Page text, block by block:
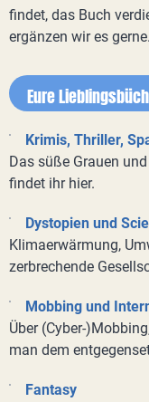
findet, das Buch
ergänzen wir es gerne.
Eure
Krimis, Thriller,
Das süße Grauen
findet ihr hier.
Dystopien und
Klimaerwärmung,
zerbrechende
Mobbing und
Über (Cyber-
man dem
Fantasy